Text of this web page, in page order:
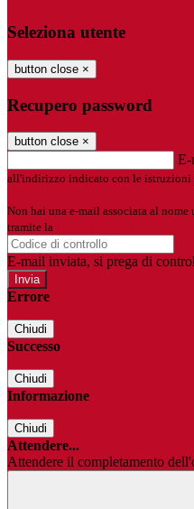
Seleziona utente
button close ×
Recupero password
button close ×
E-
all'indirizzo indicato con le istruzioni
Non hai una e-mail associata al
tramite la
E-mail inviata, si prega di
Errore
Chiudi
Successo
Chiudi
Informazione
Chiudi
Attendere...
Attendere il completamento